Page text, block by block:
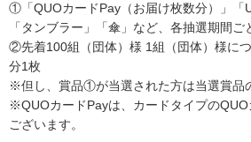
①「QUOカードPay（お届け枚数分）」「
「タンブラー」「傘」など、各抽選期間ご
②先着100組（団体）様 1組（団体）様に
分1枚
※但し、賞品①が当選された方は当選賞品
※QUOカードPayは、カードタイプの
ございます。